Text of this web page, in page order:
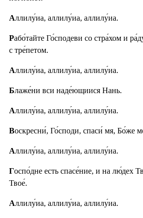
Аллилу́иа, аллилу́иа, аллилу́иа.
Рабо́тайте Го́сподеви со стра́хом и
с тре́петом.
Аллилу́иа, аллилу́иа, аллилу́иа.
Блаже́ни вси наде́ющиися Нань.
Аллилу́иа, аллилу́иа, аллилу́иа.
Воскресни́, Го́споди, спаси́ мя, Бо́же
Аллилу́иа, аллилу́иа, аллилу́иа.
Госпо́дне есть спасе́ние, и на лю́дех
Твое́.
Аллилу́иа, аллилу́иа, аллилу́иа.